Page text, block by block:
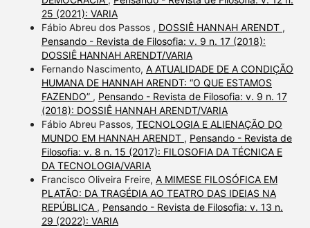
25 (2021): VARIA
Fábio Abreu dos Passos , DOSSIÊ HANNAH ARENDT ,
Pensando - Revista de Filosofia: v. 9 n. 17 (2018):
DOSSIÊ HANNAH ARENDT/VARIA
Fernando Nascimento, A ATUALIDADE DE A CONDIÇÃO
HUMANA DE HANNAH ARENDT: “O QUE ESTAMOS
FAZENDO” , Pensando - Revista de Filosofia: v. 9 n. 17
(2018): DOSSIÊ HANNAH ARENDT/VARIA
Fábio Abreu Passos, TECNOLOGIA E ALIENAÇÃO DO
MUNDO EM HANNAH ARENDT , Pensando - Revista de
Filosofia: v. 8 n. 15 (2017): FILOSOFIA DA TÉCNICA E
DA TECNOLOGIA/VARIA
Francisco Oliveira Freire, A MIMESE FILOSÓFICA EM
PLATÃO: DA TRAGÉDIA AO TEATRO DAS IDEIAS NA
REPÚBLICA , Pensando - Revista de Filosofia: v. 13 n.
29 (2022): VARIA